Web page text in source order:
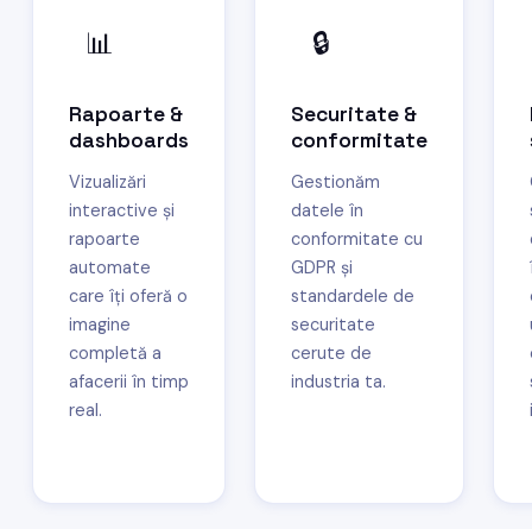
📊
Rapoarte &
dashboards
Vizualizări
interactive și
rapoarte
automate
care îți oferă o
imagine
completă a
afacerii în timp
real.
🔒
Securitate &
conformitate
Gestionăm
datele în
conformitate cu
GDPR și
standardele de
securitate
cerute de
industria ta.